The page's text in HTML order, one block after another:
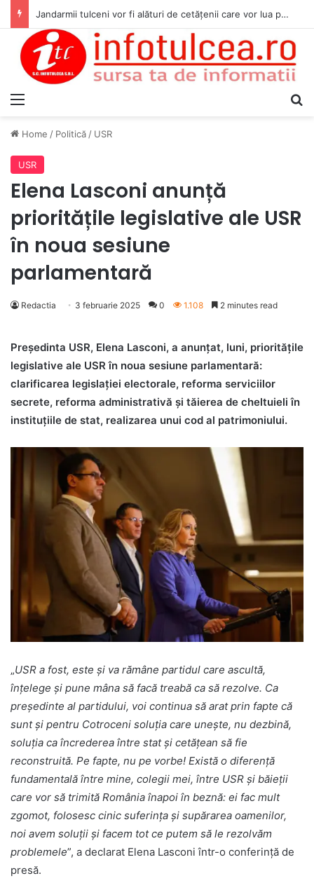
Jandarmii tulceni vor fi alături de cetățenii care vor lua parte la Festivalul Folk Țestos
Home / Politică / USR
USR
Elena Lasconi anunță
prioritățile legislative ale USR
în noua sesiune
parlamentară
Redactia 3 februarie 2025 0 1.108 2 minutes read
Președinta USR, Elena Lasconi, a anunțat, luni, prioritățile
legislative ale USR în noua sesiune parlamentară:
clarificarea legislației electorale, reforma serviciilor
secrete, reforma administrativă și tăierea de cheltuieli în
instituțiile de stat, realizarea unui cod al patrimoniului.
„USR a fost, este și va rămâne partidul care ascultă,
înțelege și pune mâna să facă treabă ca să rezolve. Ca
președinte al partidului, voi continua să arat prin fapte că
sunt și pentru Cotroceni soluția care unește, nu dezbină,
soluția ca încrederea între stat și cetățean să fie
reconstruită. Pe fapte, nu pe vorbe! Există o diferență
fundamentală între mine, colegii mei, între USR și băieții
care vor să trimită România înapoi în beznă: ei fac mult
zgomot, folosesc cinic suferința și supărarea oamenilor,
noi avem soluții și facem tot ce putem să le rezolvăm
problemele”, a declarat Elena Lasconi într-o conferință de
presă.